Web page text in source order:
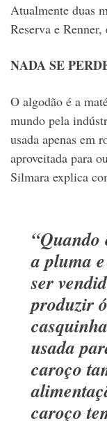
Atualmente duas
Reserva e
NADA SE
O algodão é a
mundo pela
usada apenas em
aproveitada para
Silmara explica
“Quando
a pluma
ser
produzir
usada
caroço
caroço